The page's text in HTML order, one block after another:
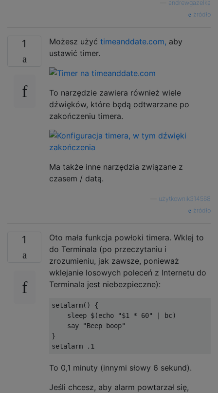
andrewgazelka
źródło
1 Możesz użyć timeanddate.com, aby
ustawić timer.
To narzędzie zawiera również wiele
dźwięków, które będą odtwarzane po
zakończeniu timera.
Ma także inne narzędzia związane z
czasem / datą.
użytkownik314568
źródło
1
Oto mała funkcja powłoki timera. Wklej to
do Terminala (po przeczytaniu i
zrozumieniu, jak zawsze, ponieważ
wklejanie losowych poleceń z Internetu do
Terminala jest niebezpieczne):
setalarm() {
    sleep $(echo "$1 * 60" | bc)
    say "Beep boop"
}
To 0,1 minuty (innymi słowy 6 sekund).
Jeśli chcesz, aby alarm powtarzał się,